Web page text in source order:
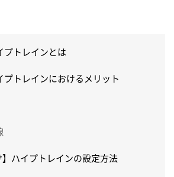
トレインとは
トレインにおけるメリット
】ハイプトレインの設定方法